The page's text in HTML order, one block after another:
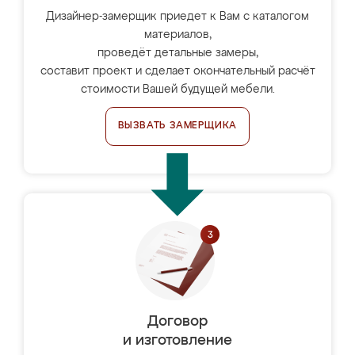
Дизайнер-замерщик приедет к Вам с каталогом
материалов,
проведёт детальные замеры,
составит проект и сделает окончательный расчёт
стоимости Вашей будущей мебели.
ВЫЗВАТЬ ЗАМЕРЩИКА
Договор
и изготовление